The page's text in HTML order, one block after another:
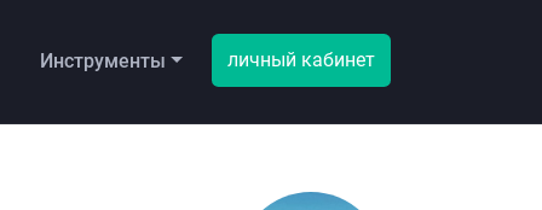
Инструменты личный кабинет